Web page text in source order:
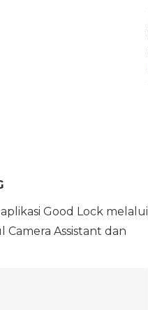
Good Lock melalui
Assistant dan